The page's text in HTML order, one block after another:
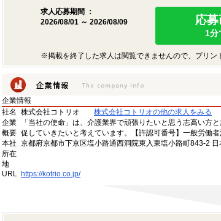
求人応募期間 ：
2026/08/01 ～ 2026/08/09
応
1分
※掲載を終了した求人は閲覧できませんので、プリン
企業情報
社名
株式会社コトリオ
株式会社コトリオの他の求人をみる
企業
概要
「当社の使命」は、介護業界で頑張りたいと思う志高い方
促していきたいと考えています。【許認可番号】一般労
本社
所在
地
京都府京都市下京区塩小路通西洞院東入東塩小路町843-2
URL https://kotrio.co.jp/